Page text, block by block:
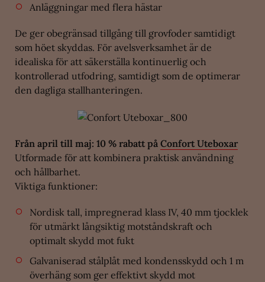
Anläggningar med flera hästar
De ger obegränsad tillgång till grovfoder samtidigt
som höet skyddas. För avelsverksamhet är de
idealiska för att säkerställa kontinuerlig och
kontrollerad utfodring, samtidigt som de optimerar
den dagliga stallhanteringen.
Från april till maj: 10 % rabatt på Confort Uteboxar
Utformade för att kombinera praktisk användning
och hållbarhet.
Viktiga funktioner:
Nordisk tall, impregnerad klass IV, 40 mm tjocklek
för utmärkt långsiktig motståndskraft och
optimalt skydd mot fukt
Galvaniserad stålplåt med kondensskydd och 1 m
överhäng som ger effektivt skydd mot